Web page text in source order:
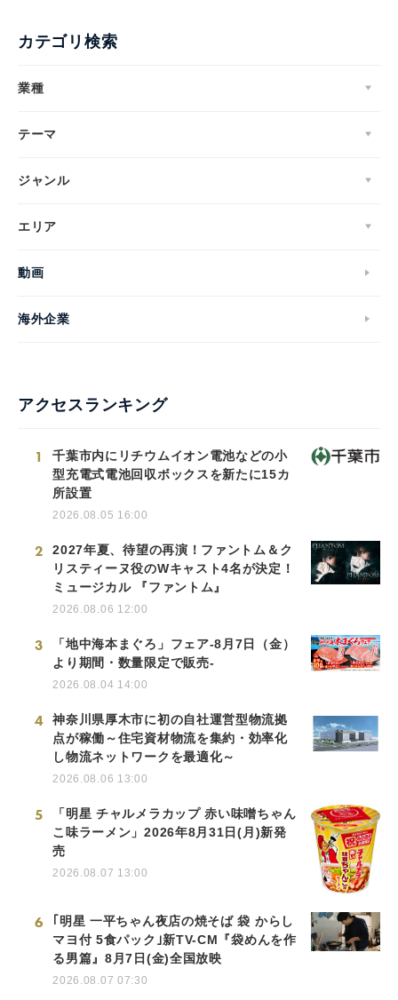
カテゴリ検索
業種
テーマ
ジャンル
エリア
動画
海外企業
アクセスランキング
1
千葉市内にリチウムイオン電池などの小
型充電式電池回収ボックスを新たに15カ
所設置
2026.08.05 16:00
2
2027年夏、待望の再演！ファントム＆ク
リスティーヌ役のWキャスト4名が決定！
ミュージカル 『ファントム』
2026.08.06 12:00
3
「地中海本まぐろ」フェア-8月7日（金）
より期間・数量限定で販売-
2026.08.04 14:00
4
神奈川県厚木市に初の自社運営型物流拠
点が稼働～住宅資材物流を集約・効率化
し物流ネットワークを最適化～
2026.08.06 13:00
5
「明星 チャルメラカップ 赤い味噌ちゃん
こ味ラーメン」2026年8月31日(月)新発
売
2026.08.07 13:00
6
｢明星 一平ちゃん夜店の焼そば 袋 からし
マヨ付 5食パック｣新TV-CM『袋めんを作
る男篇』8月7日(金)全国放映
2026.08.07 07:30